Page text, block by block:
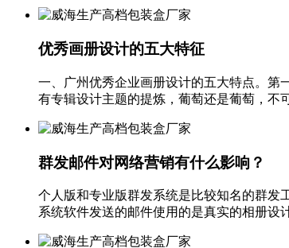
优秀画册设计的五大特征
一、广州优秀企业画册设计的五大特点。第
有专辑设计主题的提炼，葡萄还是葡萄，不
群发邮件对网络营销有什么影响？
个人版和专业版群发系统是比较知名的群发
系统软件发送的邮件使用的是真实的相册设